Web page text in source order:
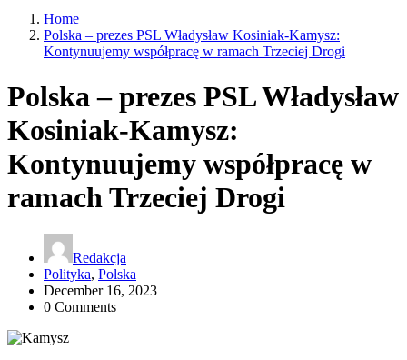
Home
Polska – prezes PSL Władysław Kosiniak-Kamysz:
Kontynuujemy współpracę w ramach Trzeciej Drogi
Polska – prezes PSL Władysław
Kosiniak-Kamysz:
Kontynuujemy współpracę w
ramach Trzeciej Drogi
Redakcja
Polityka, Polska
December 16, 2023
0 Comments